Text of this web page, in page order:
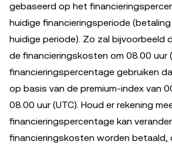
gebaseerd op het
huidige financieringsperiode
huidige periode). Zo zal bijvoorbeeld
de financieringskosten om 08.00 uur
financieringspercentage gebruiken
op basis van de premium-index van
08.00 uur (UTC). Houd er rekening
financieringspercentage kan
financieringskosten worden betaald,